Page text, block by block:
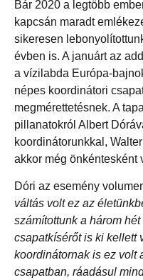
Bár 2020 a legtöbb
kapcsán maradt
sikeresen
évben is. A januárt az
a vízilabda Európa-
népes koordinátori
megmérettetésnek. A
pillanatokról Albert
koordinátorunkkal,
akkor még önkéntesként
Dóri az esemény
váltás volt ez az
számítottunk a három
csapatkísérőt is ki kellett
koordinátornak is ez volt
csapatban, ráadásul